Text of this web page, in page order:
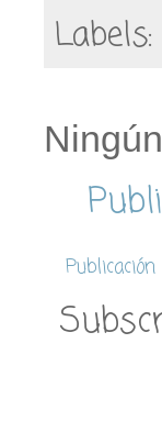
Labels: